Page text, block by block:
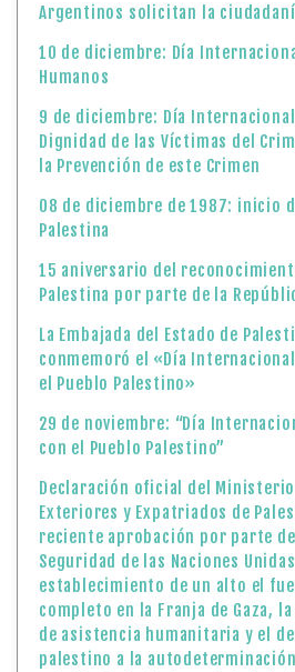
Argentinos solicitan la
10 de diciembre: Día
Humanos
9 de diciembre: Día
Dignidad de las Víctimas del
la Prevención de este Crimen
08 de diciembre de 1987: inicio
Palestina
15 aniversario del
Palestina por parte de la
La Embajada del Estado de
conmemoró el «Día
el Pueblo Palestino»
29 de noviembre: “Día
con el Pueblo Palestino”
Declaración oficial del
Exteriores y Expatriados de
reciente aprobación por parte
Seguridad de las Naciones
establecimiento de un alto el
completo en la Franja de Gaza,
de asistencia humanitaria y el
palestino a la autodeterminación